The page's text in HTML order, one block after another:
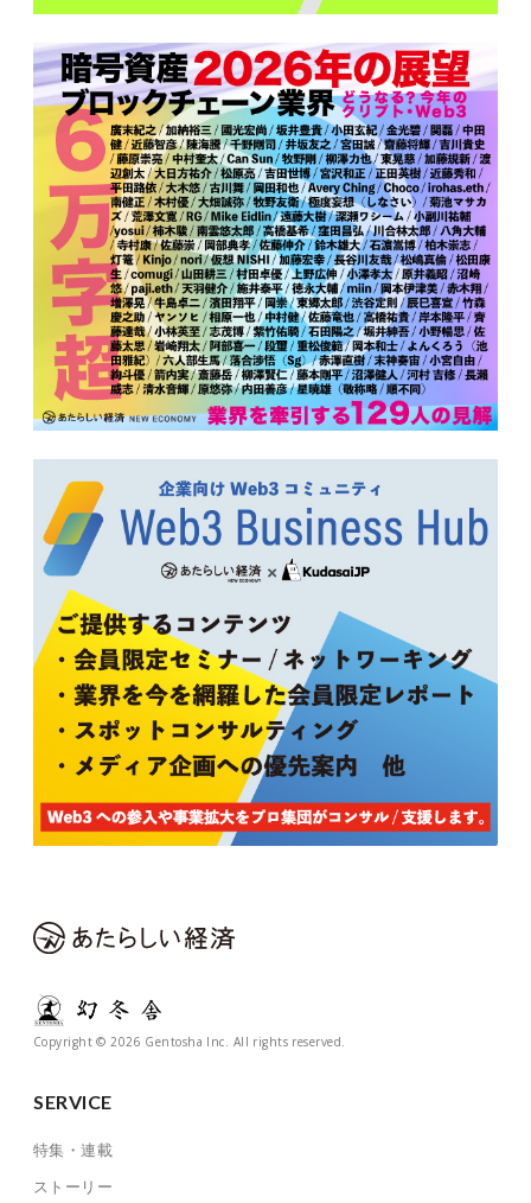
Copyright © 2026 Gentosha Inc. All rights reserved.
SERVICE
特集・連載
ストーリー